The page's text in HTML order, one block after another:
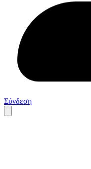
Σύνδεση